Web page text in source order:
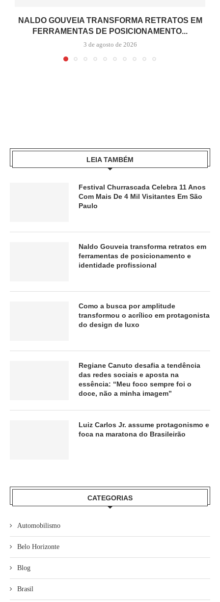
NALDO GOUVEIA TRANSFORMA RETRATOS EM
FERRAMENTAS DE POSICIONAMENTO...
3 de agosto de 2026
LEIA TAMBÉM
Festival Churrascada Celebra 11 Anos
Com Mais De 4 Mil Visitantes Em São
Paulo
Naldo Gouveia transforma retratos em
ferramentas de posicionamento e
identidade profissional
Como a busca por amplitude
transformou o acrílico em protagonista
do design de luxo
Regiane Canuto desafia a tendência
das redes sociais e aposta na
essência: “Meu foco sempre foi o
doce, não a minha imagem”
Luiz Carlos Jr. assume protagonismo e
foca na maratona do Brasileirão
CATEGORIAS
Automobilismo
Belo Horizonte
Blog
Brasil